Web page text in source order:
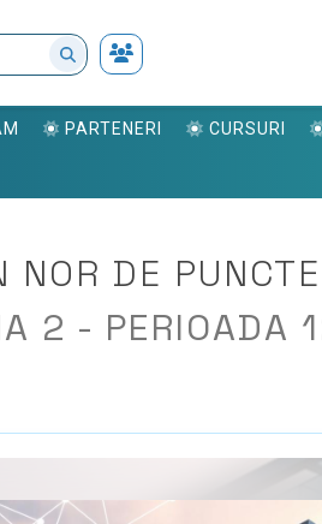
PARTENERI CURSURI
NOR DE
2 - PERIOADA